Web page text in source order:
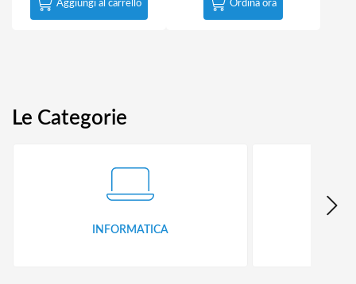
Aggiungi al carrello Ordina ora
Le Categorie
INFORMATICA